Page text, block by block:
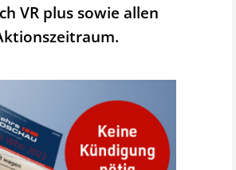
VR plus sowie allen